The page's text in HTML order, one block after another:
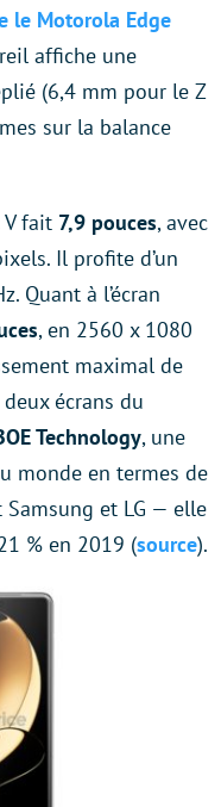
le Motorola Edge
affiche une
(6,4 mm pour le Z
sur la balance
V fait 7,9 pouces, avec
Il profite d’un
Quant à l’écran
, en 2560 x 1080
maximal de
écrans du
Technology, une
monde en termes de
Samsung et LG — elle
% en 2019 (source).